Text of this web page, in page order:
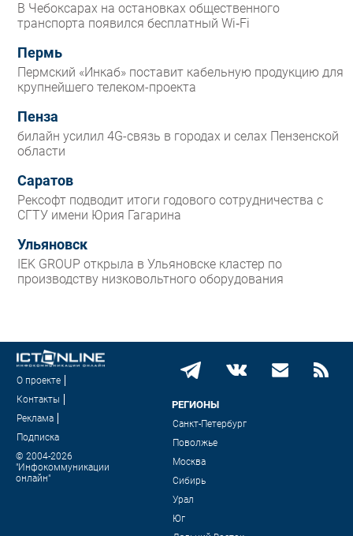
В Чебоксарах на остановках общественного
транспорта появился бесплатный Wi‑Fi
Пермь
Пермский «Инкаб» поставит кабельную продукцию для
крупнейшего телеком-проекта
Пенза
билайн усилил 4G-связь в городах и селах Пензенской
области
Саратов
Рексофт подводит итоги годового сотрудничества с
СГТУ имени Юрия Гагарина
Ульяновск
IEK GROUP открыла в Ульяновске кластер по
производству низковольтного оборудования
О проекте
Контакты
Реклама
Подписка
© 2004-2026
"Инфокоммуникации
онлайн"
РЕГИОНЫ
Санкт-Петербург
Поволжье
Москва
Сибирь
Урал
Юг